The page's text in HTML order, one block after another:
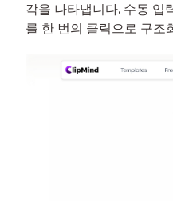
각을 나타냅니다. 수동
를 한 번의 클릭으로 구조